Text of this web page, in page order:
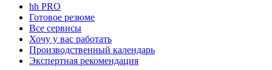
hh PRO
Готовое резюме
Все сервисы
Хочу у вас работать
Производственный календарь
Экспертная рекомендация